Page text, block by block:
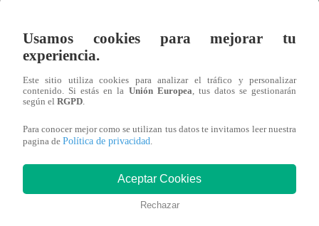
Alianza Lima: así anunció a Sergio Peña
como nuevo fichaje para el Torneo
También te puede
interesar
Usamos cookies para mejorar tu
experiencia.
Este sitio utiliza cookies para analizar el tráfico y personalizar
contenido. Si estás en la Unión Europea, tus datos se gestionarán
según el RGPD.
Para conocer mejor como se utilizan tus datos te invitamos leer nuestra
pagina de Política de privacidad.
Aceptar Cookies
Rechazar